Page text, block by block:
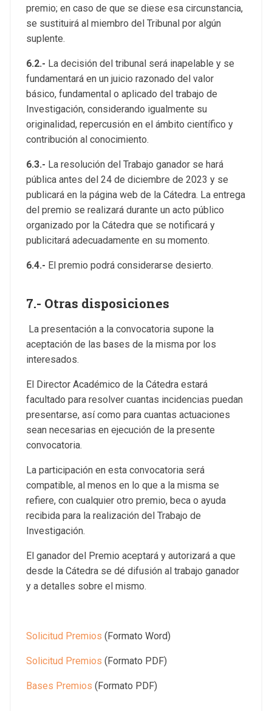
premio; en caso de que se diese esa circunstancia,
se sustituirá al miembro del Tribunal por algún
suplente.
6.2.- La decisión del tribunal será inapelable y se
fundamentará en un juicio razonado del valor
básico, fundamental o aplicado del trabajo de
Investigación, considerando igualmente su
originalidad, repercusión en el ámbito científico y
contribución al conocimiento.
6.3.- La resolución del Trabajo ganador se hará
pública antes del 24 de diciembre de 2023 y se
publicará en la página web de la Cátedra. La entrega
del premio se realizará durante un acto público
organizado por la Cátedra que se notificará y
publicitará adecuadamente en su momento.
6.4.- El premio podrá considerarse desierto.
7.- Otras disposiciones
La presentación a la convocatoria supone la
aceptación de las bases de la misma por los
interesados.
El Director Académico de la Cátedra estará
facultado para resolver cuantas incidencias puedan
presentarse, así como para cuantas actuaciones
sean necesarias en ejecución de la presente
convocatoria.
La participación en esta convocatoria será
compatible, al menos en lo que a la misma se
refiere, con cualquier otro premio, beca o ayuda
recibida para la realización del Trabajo de
Investigación.
El ganador del Premio aceptará y autorizará a que
desde la Cátedra se dé difusión al trabajo ganador
y a detalles sobre el mismo.
Solicitud Premios (Formato Word)
Solicitud Premios (Formato PDF)
Bases Premios (Formato PDF)